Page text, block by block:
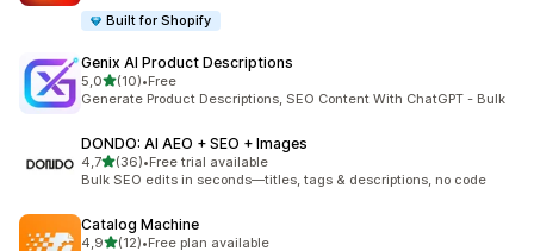
Built for Shopify
Genix AI Product Descriptions
5,0na 5 gwiazdek
(10)
Łączna liczba recenzji: 10
•Free
Generate Product Descriptions, SEO Content With ChatGPT - Bulk
DONDO: AI AEO + SEO + Images
4,7na 5 gwiazdek
(36)
Łączna liczba recenzji: 36
•Free trial available
Bulk SEO edits in seconds—titles, tags & descriptions, no code
Catalog Machine
4,9na 5 gwiazdek
(12)•Free plan available